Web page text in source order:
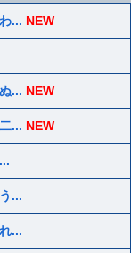
... NEW
... NEW
... NEW
...
...